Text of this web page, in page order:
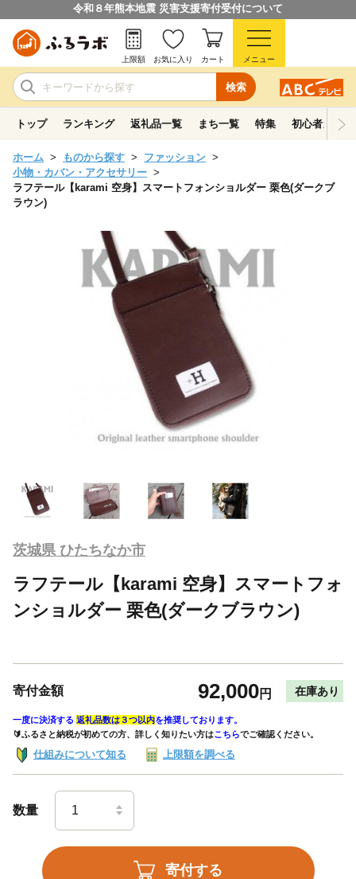
令和８年熊本地震 災害支援寄付受付について
検索
上限額 お気に入り カート メニュー
トップ ランキング 返礼品一覧 まち一覧 特集 初心者ガイド
ホーム ものから探す
ファッション
小物・カバン・アクセサリー
ラフテール【karami 空身】スマートフォンショルダー 栗色(ダークブ
ラウン)
茨城県 ひたちなか市
ラフテール【karami 空身】スマートフォ
ンショルダー 栗色(ダークブラウン)
寄付金額 92,000円 在庫あり
一度に決済する 返礼品数は３つ以内を推奨しております。
🔰ふるさと納税が初めての方、詳しく知りたい方はこちらでご確認ください。
仕組みについて知る 上限額を調べる
数量
寄付する